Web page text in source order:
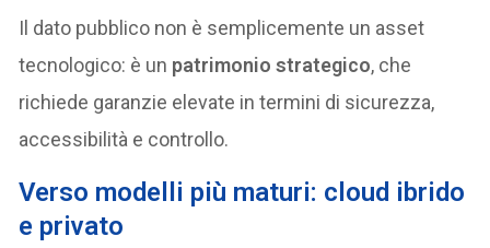
Il dato pubblico non è semplicemente un asset
tecnologico: è un patrimonio strategico, che
richiede garanzie elevate in termini di sicurezza,
accessibilità e controllo.
Verso modelli più maturi: cloud ibrido
e privato